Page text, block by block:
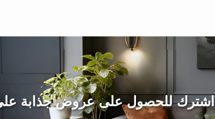
اشترك للحصول على عروض جذابة على